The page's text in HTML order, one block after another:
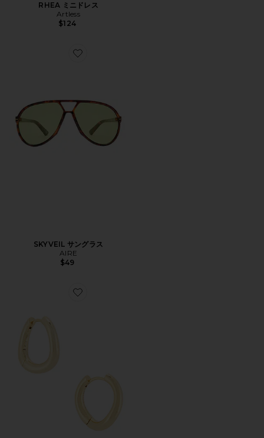
RHEA ミニドレス
Artless
$124
Favorite SKYVEIL サングラス
SKYVEIL サングラス
AIRE
$49
Favorite LENNOX フープイヤリング